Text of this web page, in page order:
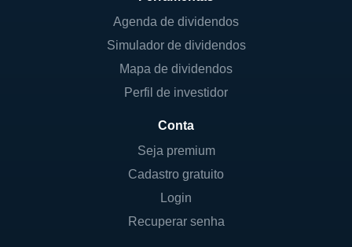
Agenda de dividendos
Simulador de dividendos
Mapa de dividendos
Perfil de investidor
Conta
Seja premium
Cadastro gratuito
Login
Recuperar senha